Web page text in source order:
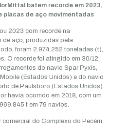
batem recorde em 2023,
placas de aço movimentadas
2023 com recorde na
de aço, produzidas pela
foram 2.974.252 toneladas (t),
O recorde foi atingido em 30/12,
do navio Spar Pyxis,
(Estados Unidos) e do navio
de Paulsboro (Estados Unidos).
havia ocorrido em 2018, com um
t em 79 navios.
do Complexo do Pecém,